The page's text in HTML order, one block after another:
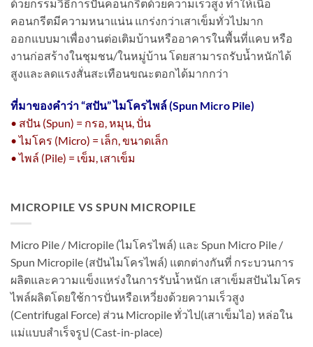
ด้วยกรรมวิธีการปั่นคอนกรีตด้วยความเร็วสูง ทำให้เนื้อ
คอนกรีตมีความหนาแน่น แกร่งกว่าเสาเข็มทั่วไปมาก
ออกแบบมาเพื่องานต่อเติมบ้านหรืออาคารในพื้นที่แคบ หรือ
งานก่อสร้างในชุมชน/ในหมู่บ้าน โดยสามารถรับน้ำหนักได้
สูงและลดแรงสั่นสะเทือนขณะตอกได้มากกว่า
ที่มาของคำว่า “สปัน” ไมโครไพล์ (Spun Micro Pile)
• สปัน (Spun) = กรอ, หมุน, ปั่น
• ไมโคร (Micro) = เล็ก, ขนาดเล็ก
• ไพล์ (Pile) = เข็ม, เสาเข็ม
MICROPILE VS SPUN MICROPILE
Micro Pile / Micropile (ไมโครไพล์) และ Spun Micro Pile /
Spun Micropile (สปันไมโครไพล์) แตกต่างกันที่ กระบวนการ
ผลิตและความแข็งแหร่งในการรับน้ำหนัก เสาเข็มสปันไมโคร
ไพล์ผลิตโดยใช้การปั่นหรือเหวี่ยงด้วยความเร็วสูง
(Centrifugal Force) ส่วน Micropile ทั่วไป(เสาเข็มไอ) หล่อใน
แม่แบบสำเร็จรูป (Cast-in-place)